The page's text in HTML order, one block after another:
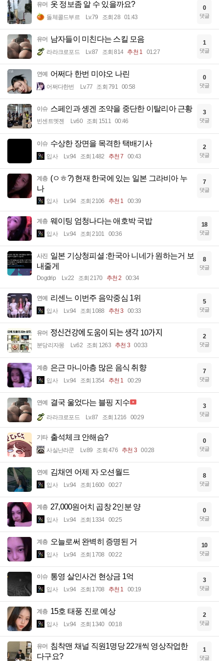
유머 옷 정보좀 알 수 있을까요?
돌체콜드부르 Lv.79 조회 28 01:43
0
댓글
유머 남자들이 미친다는 스킬 모음
라라크로포드 Lv.87 조회 814 추천 1 01:27
1
댓글
연예 어쩌다 한번 미야오 나린
어쩌다한번 Lv.77 조회 791 00:58
0
댓글
이슈 스페인과 솅겐 조약을 중단한 이탈리아 근황
빈센트멧젠 Lv.60 조회 1511 00:46
3
댓글
이슈 수상한 장면을 목격한 택배기사
입사 Lv.94 조회 1482 추천 7 00:43
2
댓글
계층 (ㅇㅎ?) 현재 한국에 있는 일본 그라비아 누
나
입사 Lv.94 조회 2106 추천 1 00:39
7
댓글
계층 웨이팅 엄청나다는 애호박 국밥
입사 Lv.94 조회 2101 00:36
18
댓글
사진 일본 기상청피셜 :한국아 니네가 원하는거 보
내줄게
Dogdrip Lv.22 조회 2170 추천 2 00:34
8
댓글
연예 리센느 이번주 음악중심 1위
입사 Lv.94 조회 1088 추천 3 00:33
5
댓글
유머 정신건강에 도움이 되는 생각 10가지
분당리자몽 Lv.62 조회 1263 추천 3 00:33
2
댓글
계층 은근 마니아층 많은 음식 취향
입사 Lv.94 조회 1354 추천 1 00:29
7
댓글
연예 결국 울었다는 블핑 지수
라라크로포드 Lv.87 조회 1216 00:29
3
댓글
기타 출석체크 안해슴?
사실난라쿤 Lv.89 조회 476 추천 3 00:28
0
댓글
연예 김채연 어제 자 오션월드
입사 Lv.94 조회 1600 00:27
8
댓글
계층 27,000원어치 곱창 2인분 양
입사 Lv.94 조회 1334 00:25
0
댓글
계층 오늘로써 완벽히 증명된 거
입사 Lv.94 조회 1708 00:22
10
댓글
이슈 통영 살인사건 현상금 1억
입사 Lv.94 조회 1708 추천 1 00:19
3
댓글
계층 15호 태풍 진로 예상
입사 Lv.94 조회 1340 00:18
2
댓글
유머 침착맨 채널 직원1명당 22개씩 영상작업한
다구요?
1
댓글